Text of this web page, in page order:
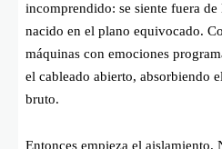
incomprendido: se siente fuera
nacido en el plano equivocado.
máquinas con emociones
el cableado abierto, absorbiendo
bruto.
Entonces empieza el aislamiento.